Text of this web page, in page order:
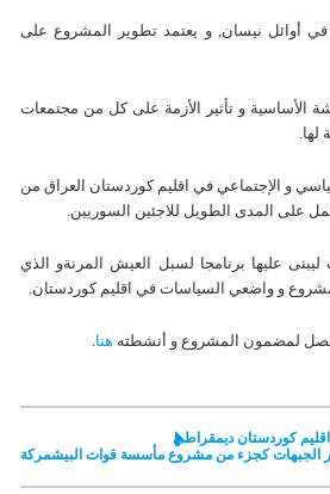
أوائل نيسان, و يعتمد تطوير المشروع على
الأساسية و تأثير الأزمة على كل من مجتمعات
لها.
و الإجتماعي في اقليم كوردستان العراق من
على المدى الطويل للاجئين السوريين.
عليها برنامجا لسبل العيش المرنةو الذي
و واضعي السياسات في اقليم كوردستان.
لمضمون المشروع و أنشطته هنا.
كوردستان ديمقراطي
الجبهات كجزء من مشروع مأسسة قوات البيشمركة